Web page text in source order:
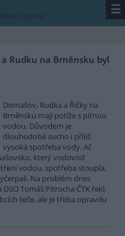
/ zprávy ☰
Rudku na Brněnsku byl
Domašov, Rudka a Říčky na
Brněnsku mají potíže s pitnou
vodou. Důvodem je
dlouhodobé sucho i příliš
vysoká spotřeba vody. Ač
který vodovod
vodou, spotřeba stoupla,
Na problém dnes
Tomáš Pitrocha ČTK řekl,
teče, ale je třeba opravdu